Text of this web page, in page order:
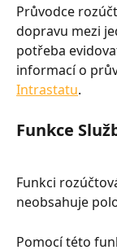
Průvodce
dopravu mezi
potřeba
informací o
Intrastatu.
Funkce
Funkci
neobsahuje
Pomocí této